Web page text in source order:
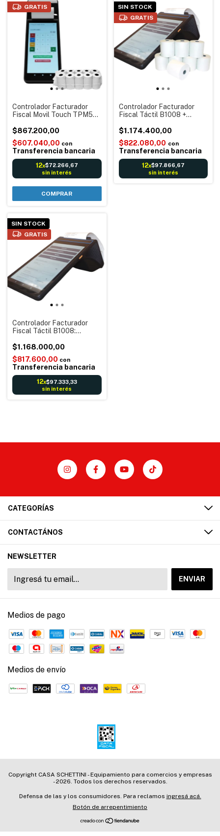
GRATIS
Controlador Facturador
Fiscal Movil Touch TPM55-
Facturas, Control de stock,
Reportes & Acceso Nube
$867.200,00
$607.040,00 con
Transferencia bancaria
12x$72.266,67
sin interés
SIN STOCK
GRATIS
Controlador Facturador
Fiscal Táctil B1008 +
Control de stock, Reportes
& Acceso Nube - Pantalla
8" - 80mm - (copia)
$1.174.400,00
$822.080,00 con
Transferencia bancaria
12x$97.866,67
sin interés
SIN STOCK
GRATIS
Controlador Facturador
Fiscal Táctil B1008:
de stock, Reportes &
Acceso Nube - Pantalla 8"
- 80mm
$1.168.000,00
$817.600,00 con
Transferencia bancaria
12x$97.333,33
sin interés
CATEGORÍAS
CONTACTÁNOS
NEWSLETTER
Medios de pago
Medios de envío
Copyright CASA SCHETTINI - Equipamiento para comercios y empresas
- 2026. Todos los derechos reservados.
Defensa de las y los consumidores. Para reclamos ingresá acá.
Botón de arrepentimiento